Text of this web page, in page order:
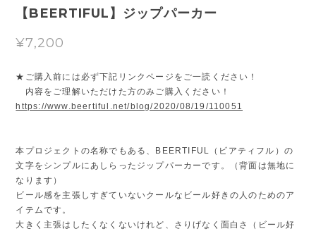
【BEERTIFUL】ジップパーカー
¥7,200
★ご購入前には必ず下記リンクページをご一読ください！
内容をご理解いただけた方のみご購入ください！
https://www.beertiful.net/blog/2020/08/19/110051
本プロジェクトの名称でもある、BEERTIFUL（ビアティフル）の
文字をシンプルにあしらったジップパーカーです。（背面は無地に
なります）
ビール感を主張しすぎていないクールなビール好きの人のためのア
イテムです。
大きく主張はしたくなくないけれど、さりげなく面白さ（ビール好